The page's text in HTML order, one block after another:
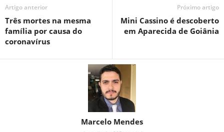
Artigo anterior
Três mortes na mesma
família por causa do
coronavírus
Próximo artigo
Mini Cassino é descoberto
em Aparecida de Goiânia
Marcelo Mendes